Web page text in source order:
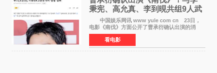
秉宪、高允真、李到晛共组9人武
士团
中国娱乐网讯 www yule com cn 23日，
电影《南伐》方面公开了曹承衍确认出演的消
息。通过歌手活动展现出独特色彩的曹承衍将在
片中饰演拥有出色弓箭技术的弓箭手，他将在这
一历史动作大片中展
看电影